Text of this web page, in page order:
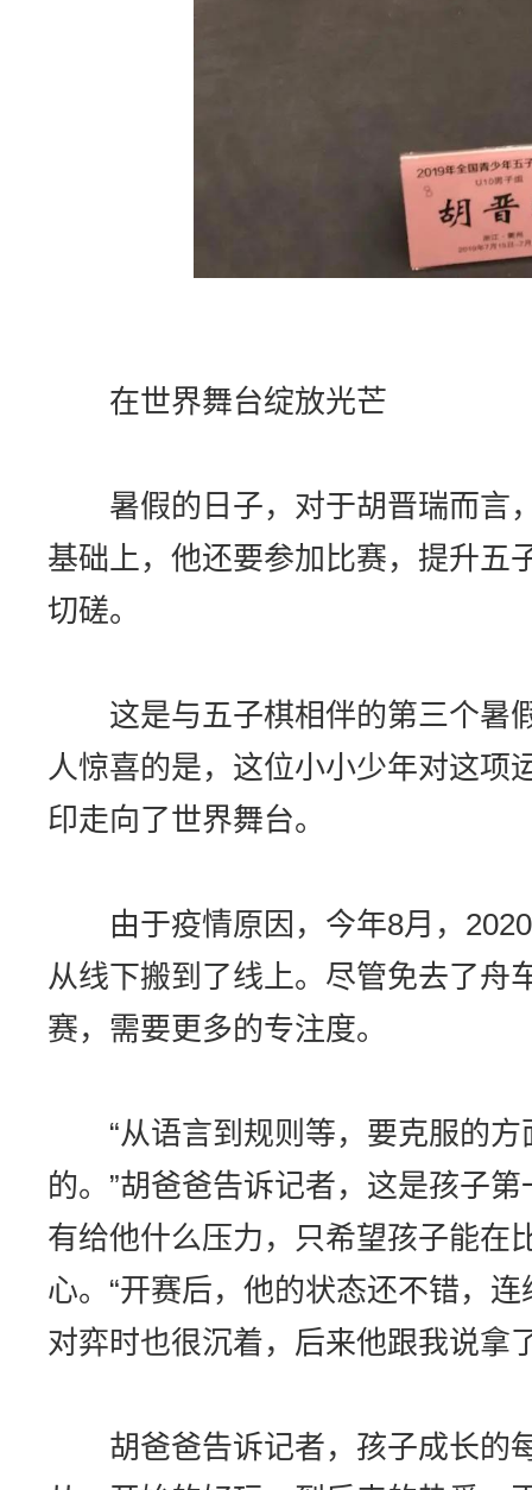
在世界舞台绽放光芒
暑假的日子，对于胡晋瑞而言
基础上，他还要参加比赛，提升五
切磋。
这是与五子棋相伴的第三个暑
人惊喜的是，这位小小少年对这项
印走向了世界舞台。
由于疫情原因，今年8月，2020
从线下搬到了线上。尽管免去了舟
赛，需要更多的专注度。
“从语言到规则等，要克服的方
的。”胡爸爸告诉记者，这是孩子
有给他什么压力，只希望孩子能在
心。“开赛后，他的状态还不错，
对弈时也很沉着，后来他跟我说拿
胡爸爸告诉记者，孩子成长的